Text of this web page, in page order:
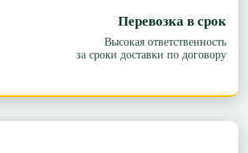
Перевозка в срок
Высокая ответственность
за сроки доставки по договору